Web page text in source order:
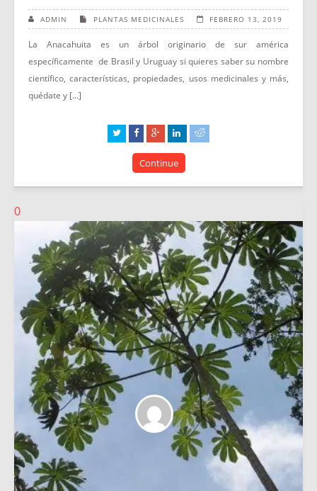
ADMIN PLANTAS MEDICINALES FEBRERO 13, 2019
La Anacahuita es un árbol originario de sur américa
específicamente de Brasil y Uruguay si quieres saber su nombre
científico, características, propiedades, usos medicinales y más,
quédate y [...]
Continue
0